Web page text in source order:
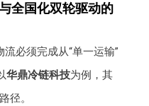
全国化双轮驱动的
必须完成从“单一运输”
华鼎冷链科技为例，其
径。